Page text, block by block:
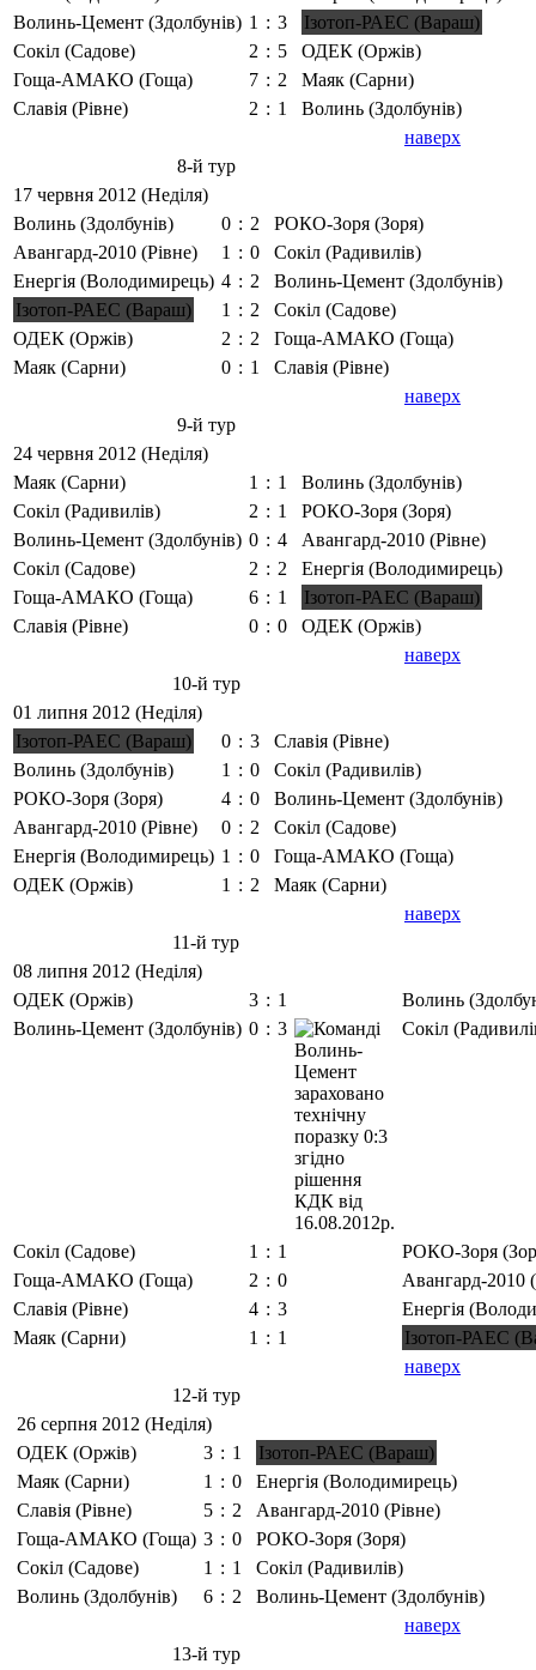
Волинь-Цемент (Здолбунів) 1 : 3
Ізотоп-РАЕС (Вараш)
Сокіл (Садове)
2 : 5
ОДЕК (Оржів)
Гоща-АМАКО (Гоща)
7 : 2
Маяк (Сарни)
Славія (Рівне)
2 : 1
Волинь (Здолбунів)
наверх
8-й тур
17 червня 2012 (Неділя)
Волинь (Здолбунів)
0 : 2
РОКО-Зоря (Зоря)
Авангард-2010 (Рівне)
1 : 0
Сокіл (Радивилів)
Енергія (Володимирець) 4 : 2
Волинь-Цемент (Здолбунів)
Ізотоп-РАЕС (Вараш)
1 : 2
Сокіл (Садове)
ОДЕК (Оржів)
2 : 2
Гоща-АМАКО (Гоща)
Маяк (Сарни)
0 : 1
Славія (Рівне)
наверх
9-й тур
24 червня 2012 (Неділя)
Маяк (Сарни)
1 : 1
Волинь (Здолбунів)
Сокіл (Радивилів)
2 : 1
РОКО-Зоря (Зоря)
Волинь-Цемент (Здолбунів) 0 : 4
Авангард-2010 (Рівне)
Сокіл (Садове)
2 : 2
Енергія (Володимирець)
Гоща-АМАКО (Гоща)
6 : 1
Ізотоп-РАЕС (Вараш)
Славія (Рівне)
0 : 0
ОДЕК (Оржів)
наверх
10-й тур
01 липня 2012 (Неділя)
Ізотоп-РАЕС (Вараш)
0 : 3
Славія (Рівне)
Волинь (Здолбунів)
1 : 0
Сокіл (Радивилів)
РОКО-Зоря (Зоря)
4 : 0
Волинь-Цемент (Здолбунів)
Авангард-2010 (Рівне)
0 : 2
Сокіл (Садове)
Енергія (Володимирець) 1 : 0
Гоща-АМАКО (Гоща)
ОДЕК (Оржів)
1 : 2
Маяк (Сарни)
наверх
11-й тур
08 липня 2012 (Неділя)
ОДЕК (Оржів)
3 : 1
Волинь
Волинь-Цемент (Здолбунів) 0 : 3 Сокіл
Сокіл (Садове) 1 : 1
РОКО-Зоря
Гоща-АМАКО (Гоща)
2 : 0
Авангард-2010
Славія (Рівне)
4 : 3
Енергія
Маяк (Сарни)
1 : 1
Ізотоп-РАЕС
наверх
12-й тур
26 серпня 2012 (Неділя)
ОДЕК (Оржів)
3 : 1
Ізотоп-РАЕС (Вараш)
Маяк (Сарни)
1 : 0
Енергія (Володимирець)
Славія (Рівне)
5 : 2
Авангард-2010 (Рівне)
Гоща-АМАКО (Гоща) 3 : 0
РОКО-Зоря (Зоря)
Сокіл (Садове)
1 : 1
Сокіл (Радивилів)
Волинь (Здолбунів)
6 : 2
Волинь-Цемент (Здолбунів)
наверх
13-й тур